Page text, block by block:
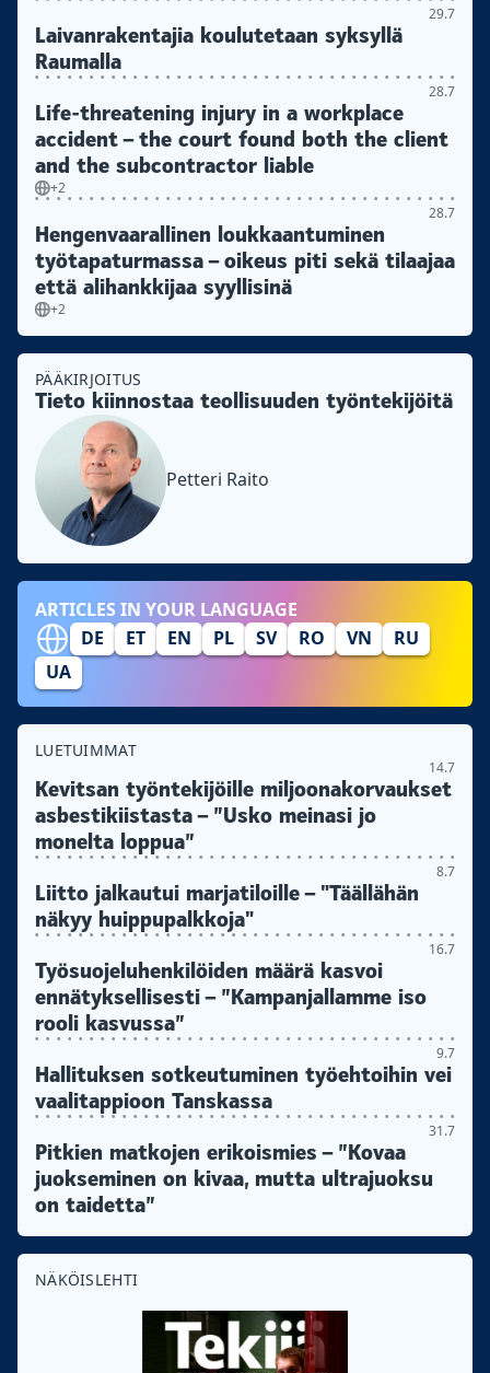
29.7
Laivanrakentajia koulutetaan syksyllä
Raumalla
28.7
Life-threatening injury in a workplace
accident – the court found both the client
and the subcontractor liable
+2
28.7
Hengenvaarallinen loukkaantuminen
työtapaturmassa – oikeus piti sekä tilaajaa
että alihankkijaa syyllisinä
+2
PÄÄKIRJOITUS
Tieto kiinnostaa teollisuuden työntekijöitä
Petteri Raito
ARTICLES IN YOUR LANGUAGE
DE
ET EN PL SV RO VN
RU
UA
LUETUIMMAT
14.7
Kevitsan työntekijöille miljoonakorvaukset
asbestikiistasta – ”Usko meinasi jo
monelta loppua”
8.7
Liitto jalkautui marjatiloille – "Täällähän
näkyy huippupalkkoja"
16.7
Työsuojeluhenkilöiden määrä kasvoi
ennätyksellisesti – ”Kampanjallamme iso
rooli kasvussa”
9.7
Hallituksen sotkeutuminen työehtoihin vei
vaalitappioon Tanskassa
31.7
Pitkien matkojen erikoismies – ”Kovaa
juokseminen on kivaa, mutta ultrajuoksu
on taidetta”
NÄKÖISLEHTI